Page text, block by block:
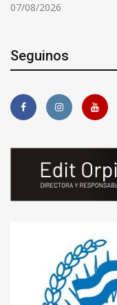
07/08/2026
Seguinos